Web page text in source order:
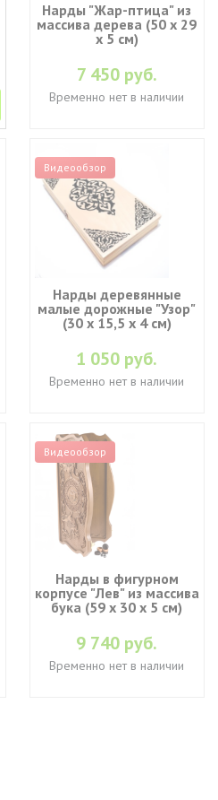
Нарды "Жар-птица" из
массива дерева (50 х 29
х 5 см)
7 450 руб.
Временно нет в наличии
Видеообзор
Нарды деревянные
малые дорожные "Узор"
(30 x 15,5 х 4 см)
1 050 руб.
Временно нет в наличии
Видеообзор
Нарды в фигурном
корпусе "Лев" из массива
бука (59 x 30 x 5 см)
9 740 руб.
Временно нет в наличии